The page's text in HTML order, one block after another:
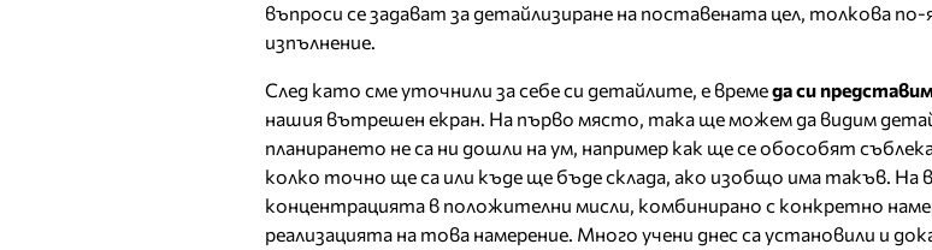
въпроси се задават за детайлизиране на поставената цел, толкова
изпълнение.
След като сме уточнили за себе си детайлите, е времеда си
нашия вътрешен екран. На първо място, така ще можем да видим
планирането не са ни дошли на ум, например как ще се обособят
колко точно ще са или къде ще бъде склада, ако изобщо има такъв.
концентрацията в положителни мисли, комбинирано с конкретно
реализацията на това намерение. Много учени днес са установили и